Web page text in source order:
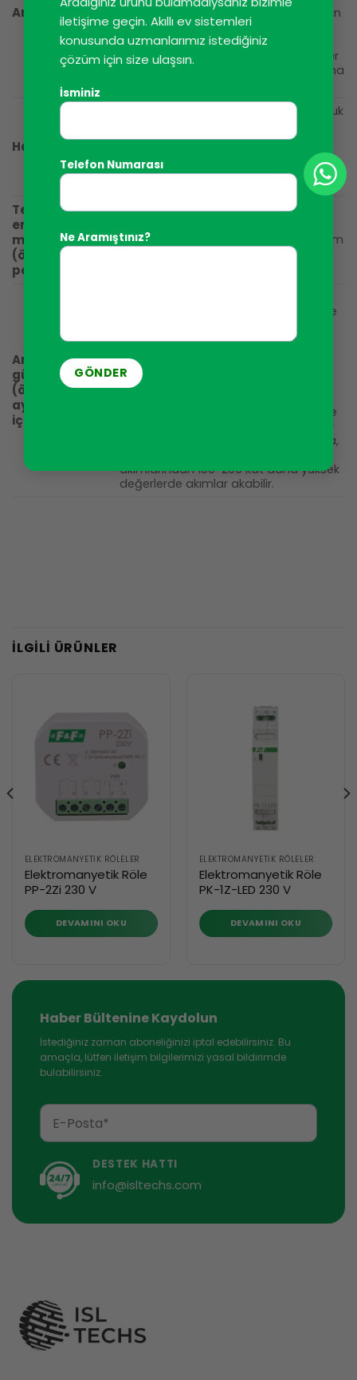
iletişime geçin. Akıllı ev sistemleri
konusunda uzmanlarımız istediğiniz
çözüm için size ulaşsın.
İsminiz
Telefon Numarası
Ne Aramıştınız?
Ampuller
kötü durumda, açıldığında, en azından
birkaç milisaniye boyunca, içinden
yaklaşık 5,5 A’lik bir akım aktığı ve
ampul ısındıktan sonra nominal değer
olan yaklaşık 0,4 A’e düştüğü anlamına
Halojenler
Normal bir ampulde olduğu gibi, soğuk
ampulün direncinden 16-20 kat daha
düşüktür. Bu, 230V/100W’lık bir ampul
için, ampul açıldığında 6,5-8 A’lik bir
akımın akabileceği anlamına gelir.
Tek fazlı
endüksiyon
motoru
(örneğin
pompa)
Motorun başlangıç akımı nominal
olarak, bu tür motorlar, başlangıç akım
değerini hala artırabilen ek başlangıç
Anahtarlamalı
güç kaynağı
(örn. LED
aydınlatma
için)
ampuller, enerji tasarruflu ampuller ve
olmak üzere giderek daha fazla
aynı zamanda mümkün olan en kötü
yük türüdür. Bunun nedeni, bu tür güç
açıldığında pratik olarak bir kısa devre
oluşturan kapasitörlerin bulunmasıdır
– birkaç milisaniyelik bir süre boyunca,
akımlarından 100-200 kat daha yüksek
değerlerde akımlar akabilir.
İLGILI ÜRÜNLER
ELEKTROMANYETIK RÖLELER
Elektromanyetik Röle
PP-2Zi 230 V
DEVAMINI OKU
ELEKTROMANYETIK RÖLELER
Elektromanyetik Röle
PK-1Z-LED 230 V
DEVAMINI OKU
Haber Bültenine Kaydolun
İstediğiniz zaman aboneliğinizi iptal edebilirsiniz. Bu
amaçla, lütfen iletişim bilgilerimizi yasal bildirimde
bulabilirsiniz.
DESTEK HATTI
info@isltechs.com